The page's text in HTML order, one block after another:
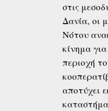
στις
Δανία, οι
Νότου
κίνημα
περιοχή
αποτύχει